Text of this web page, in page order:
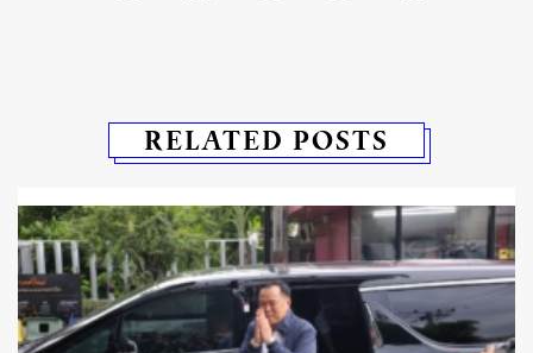
RELATED POSTS